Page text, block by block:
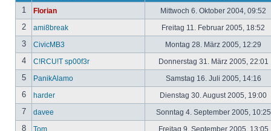
1 Florian Mittwoch 6. Oktober 2004, 09:52
2 ami8break Freitag 11. Februar 2005, 18:52
3 CivicMB3 Montag 28. März 2005, 12:29
4 C!RCU!T sp00f3r Donnerstag 31. März 2005, 22:01
5 PanikAlamo Samstag 16. Juli 2005, 14:16
6 harder Dienstag 30. August 2005, 19:00
7 davee Sonntag 4. September 2005,
8 Tom Freitag 9. September 2005, 13:05